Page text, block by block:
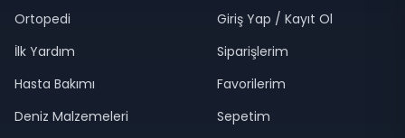
Ortopedi
İlk Yardım
Hasta Bakımı
Deniz Malzemeleri
Giriş Yap / Kayıt Ol
Siparişlerim
Favorilerim
Sepetim